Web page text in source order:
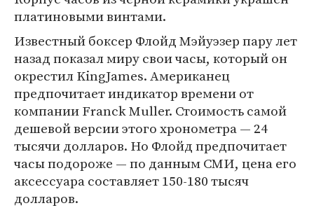
платиновыми винтами.
Известный боксер Флойд Мэйуэзер пару лет
назад показал миру свои часы, который он
окрестил KingJames. Американец
предпочитает индикатор времени от
компании Franck Muller. Стоимость самой
дешевой версии этого хронометра — 24
тысячи долларов. Но Флойд предпочитает
часы подороже — по данным СМИ, цена его
аксессуара составляет 150-180 тысяч
долларов.